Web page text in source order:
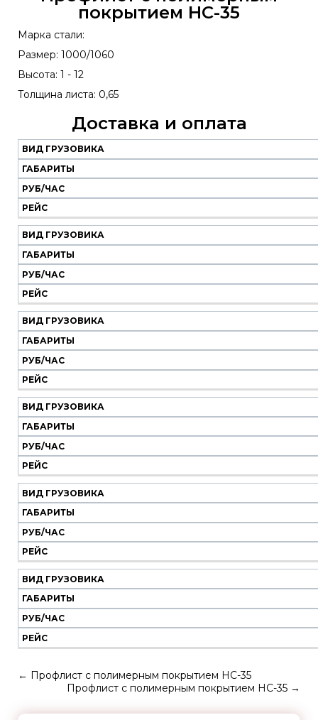
покрытием НС-35
Марка стали:
Размер: 1000/1060
Высота: 1 - 12
Толщина листа: 0,65
Доставка и оплата
Наш
транспорт
Вид
грузовика
Габариты
Руб/
час
Рейс
ВИД ГРУЗОВИКА
ГАБАРИТЫ
РУБ/ЧАС
РЕЙС
ВИД ГРУЗОВИКА
ГАБАРИТЫ
РУБ/ЧАС
РЕЙС
ВИД ГРУЗОВИКА
ГАБАРИТЫ
РУБ/ЧАС
РЕЙС
ВИД ГРУЗОВИКА
ГАБАРИТЫ
РУБ/ЧАС
РЕЙС
ВИД ГРУЗОВИКА
ГАБАРИТЫ
РУБ/ЧАС
РЕЙС
ВИД ГРУЗОВИКА
ГАБАРИТЫ
РУБ/ЧАС
РЕЙС
← Профлист с полимерным покрытием НС-35
Профлист с полимерным покрытием НС-35 →